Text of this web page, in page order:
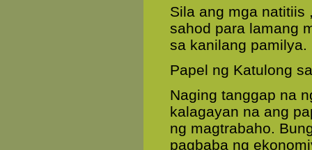
Sila ang mga natitiis
sahod para lamang
sa kanilang pamilya.
Papel ng Katulong
Naging tanggap na
kalagayan na ang
ng magtrabaho.
pagbaba ng